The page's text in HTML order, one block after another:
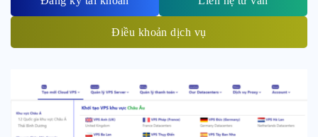
Điều khoản dịch vụ